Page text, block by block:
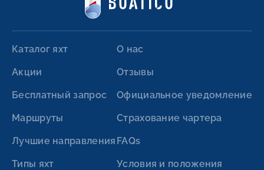
Каталог яхт
Акции
Бесплатный запрос
Маршруты
Лучшие направления
Типы яхт
О нас
Отзывы
Официальное уведомление
Страхование чартера
FAQs
Условия и положения